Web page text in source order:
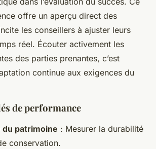
offre un aperçu direct des
les conseillers à ajuster leurs
réel. Écouter activement les
des parties prenantes, c’est
continue aux exigences du
de performance
du patrimoine : Mesurer la durabilité
conservation.